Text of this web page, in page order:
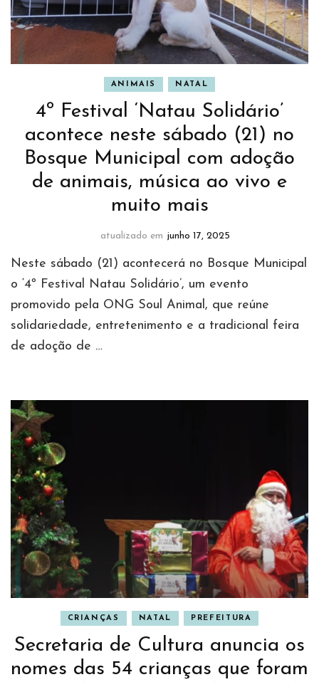
ANIMAIS NATAL
4º Festival ‘Natau Solidário’
acontece neste sábado (21) no
Bosque Municipal com adoção
de animais, música ao vivo e
muito mais
atualizado em junho 17, 2025
Neste sábado (21) acontecerá no Bosque Municipal
o ‘4º Festival Natau Solidário’, um evento
promovido pela ONG Soul Animal, que reúne
solidariedade, entretenimento e a tradicional feira
de adoção de …
CRIANÇAS NATAL PREFEITURA
Secretaria de Cultura anuncia os
nomes das 54 crianças que foram